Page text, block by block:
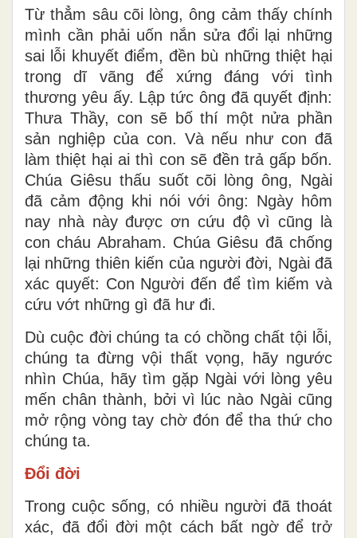
Từ thẳm sâu cõi lòng, ông cảm thấy chính
mình cần phải uốn nắn sửa đổi lại những
sai lỗi khuyết điểm, đền bù những thiệt hại
trong dĩ vãng để xứng đáng với tình
thương yêu ấy. Lập tức ông đã quyết định:
Thưa Thầy, con sẽ bố thí một nửa phần
sản nghiệp của con. Và nếu như con đã
làm thiệt hại ai thì con sẽ đền trả gấp bốn.
Chúa Giêsu thấu suốt cõi lòng ông, Ngài
đã cảm động khi nói với ông: Ngày hôm
nay nhà này được ơn cứu độ vì cũng là
con cháu Abraham. Chúa Giêsu đã chống
lại những thiên kiến của người đời, Ngài đã
xác quyết: Con Người đến để tìm kiếm và
cứu vớt những gì đã hư đi.
Dù cuộc đời chúng ta có chồng chất tội lỗi,
chúng ta đừng vội thất vọng, hãy ngước
nhìn Chúa, hãy tìm gặp Ngài với lòng yêu
mến chân thành, bởi vì lúc nào Ngài cũng
mở rộng vòng tay chờ đón để tha thứ cho
chúng ta.
Đổi đời
Trong cuộc sống, có nhiều người đã thoát
xác, đã đổi đời một cách bất ngờ để trở